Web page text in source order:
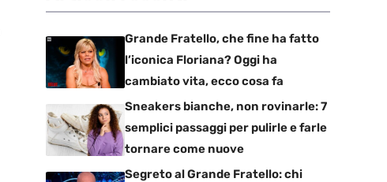
Grande Fratello, che fine ha fatto
l’iconica Floriana? Oggi ha
cambiato vita, ecco cosa fa
Sneakers bianche, non rovinarle: 7
semplici passaggi per pulirle e farle
tornare come nuove
Segreto al Grande Fratello: chi